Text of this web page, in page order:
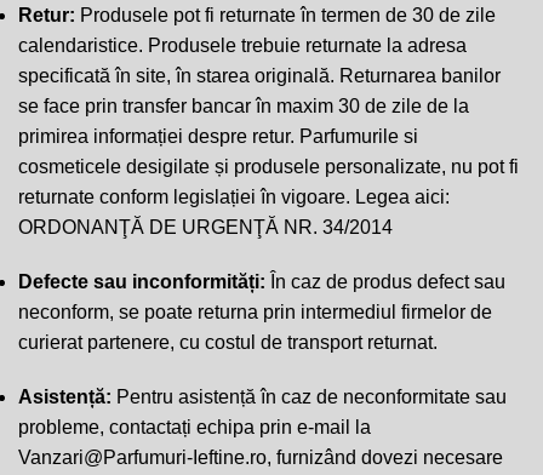
Retur: Produsele pot fi returnate în termen de 30 de zile
calendaristice. Produsele trebuie returnate la adresa
specificată în site, în starea originală. Returnarea banilor
se face prin transfer bancar în maxim 30 de zile de la
primirea informației despre retur. Parfumurile si
cosmeticele desigilate și produsele personalizate, nu pot fi
returnate conform legislației în vigoare. Legea aici:
ORDONANŢĂ DE URGENŢĂ NR. 34/2014
Defecte sau inconformități: În caz de produs defect sau
neconform, se poate returna prin intermediul firmelor de
curierat partenere, cu costul de transport returnat.
Asistență: Pentru asistență în caz de neconformitate sau
probleme, contactați echipa prin e-mail la
Vanzari@Parfumuri-Ieftine.ro, furnizând dovezi necesare